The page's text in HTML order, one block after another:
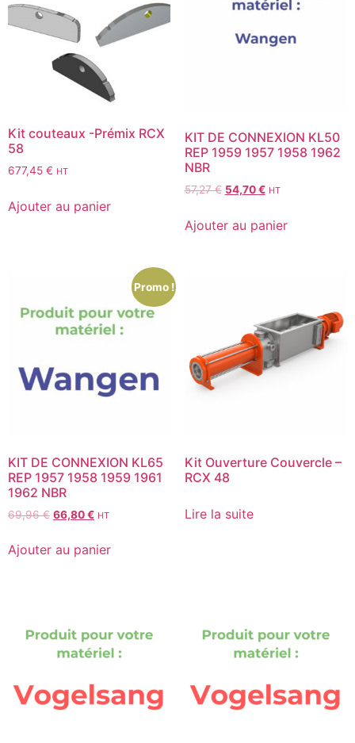
Kit couteaux -Prémix RCX
58
677,45 € HT
Ajouter au panier
KIT DE CONNEXION KL50
REP 1959 1957 1958 1962
NBR
57,27€ 54,70€ HT
Ajouter au panier
Promo !
KIT DE CONNEXION KL65
REP 1957 1958 1959 1961
1962 NBR
69,96€ 66,80€ HT
Ajouter au panier
Kit Ouverture Couvercle –
RCX 48
Lire la suite